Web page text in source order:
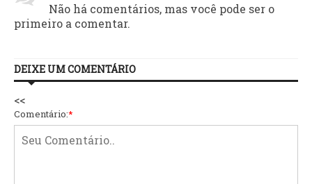
Não há comentários, mas você pode ser o
primeiro a comentar.
DEIXE UM COMENTÁRIO
<<
Comentário:*